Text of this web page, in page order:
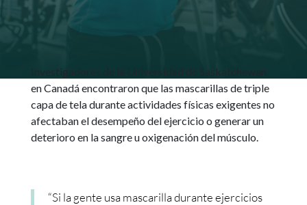
en Canadá encontraron que las mascarillas de triple
capa de tela durante actividades físicas exigentes no
afectaban el desempeño del ejercicio o generar un
deterioro en la sangre u oxigenación del músculo.
“Si la gente usa mascarilla durante ejercicios